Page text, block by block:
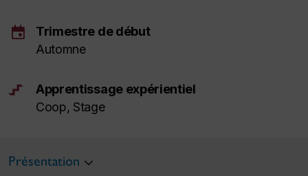
event
Trimestre de début
Automne
Apprentissage expérientiel
Coop, Stage
Présentation